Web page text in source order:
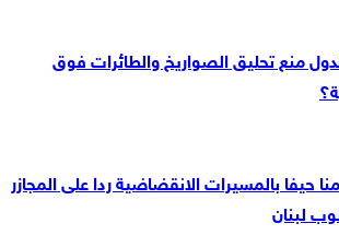
منع تحليق الصواريخ والطائرات فوق
حيفا بالمسيرات الانقضاضية ردا على المجازر
لبنان